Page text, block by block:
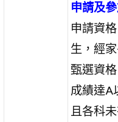
申請及
申請資
生，經
甄選資
成績達A
且各科未